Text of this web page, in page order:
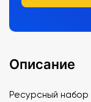
Описание
Ресурсный набор